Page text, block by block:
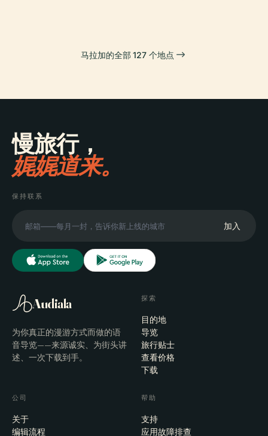
马拉加的全部 127 个地点
慢旅行，
娓娓道来。
保持联系
加入
Audiala
为你真正的漫游方式而做的语
音导览——来源诚实、为街头讲
述、一次下载到手。
探索
目的地
导览
旅行贴士
查看价格
下载
公司
关于
编辑流程
帮助
支持
应用故障排查